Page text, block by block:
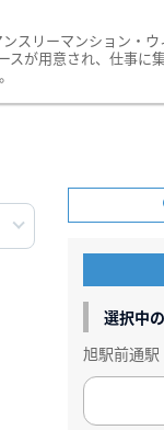
リーマンション・ウ
が用意され、仕事に
選択中
旭駅前通駅